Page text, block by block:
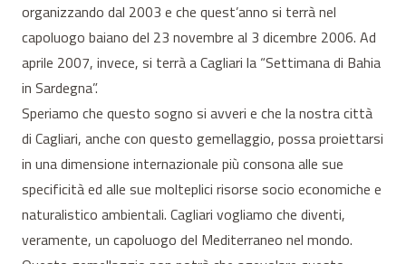
organizzando dal 2003 e che quest’anno si terrà nel
capoluogo baiano del 23 novembre al 3 dicembre 2006. Ad
aprile 2007, invece, si terrà a Cagliari la “Settimana di Bahia
in Sardegna”.
Speriamo che questo sogno si avveri e che la nostra città
di Cagliari, anche con questo gemellaggio, possa proiettarsi
in una dimensione internazionale più consona alle sue
specificità ed alle sue molteplici risorse socio economiche e
naturalistico ambientali. Cagliari vogliamo che diventi,
veramente, un capoluogo del Mediterraneo nel mondo.